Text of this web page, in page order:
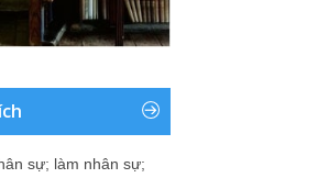
sự; làm nhân sự;